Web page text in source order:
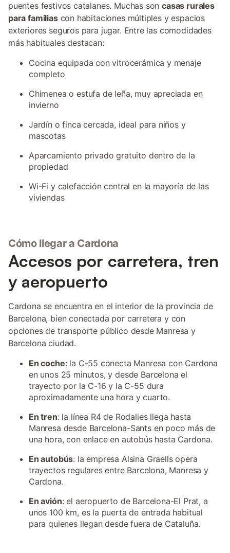
puentes festivos catalanes. Muchas soncasas rurales
para familiascon habitaciones múltiples y espacios
exteriores seguros para jugar. Entre las comodidades
más habituales destacan:
Cocina equipada con vitrocerámica y menaje
completo
Chimenea o estufa de leña, muy apreciada en
invierno
Jardín o finca cercada, ideal para niños y
mascotas
Aparcamiento privado gratuito dentro de la
propiedad
Wi-Fi y calefacción central en la mayoría de las
viviendas
Cómo llegar a Cardona
Accesos por carretera, tren
y aeropuerto
Cardona se encuentra en el interior de la provincia de
Barcelona, bien conectada por carretera y con
opciones de transporte público desde Manresa y
Barcelona ciudad.
En coche: la C-55 conecta Manresa con Cardona
en unos 25 minutos, y desde Barcelona el
trayecto por la C-16 y la C-55 dura
aproximadamente una hora y cuarto.
En tren: la línea R4 de Rodalies llega hasta
Manresa desde Barcelona-Sants en poco más de
una hora, con enlace en autobús hasta Cardona.
En autobús: la empresa Alsina Graells opera
trayectos regulares entre Barcelona, Manresa y
Cardona.
En avión: el aeropuerto de Barcelona-El Prat, a
unos 100 km, es la puerta de entrada habitual
para quienes llegan desde fuera de Cataluña.